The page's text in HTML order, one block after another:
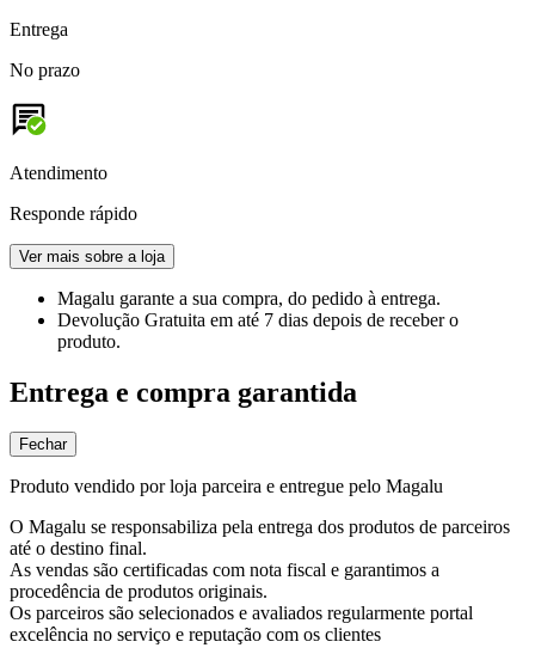
Entrega
No prazo
Atendimento
Responde rápido
Ver mais sobre a loja
Magalu garante a sua compra, do pedido à entrega.
Devolução Gratuita em até 7 dias depois de receber o
produto.
Entrega e compra garantida
Fechar
Produto vendido por loja parceira e entregue pelo Magalu
O Magalu se responsabiliza pela entrega dos produtos de parceiros
até o destino final.
As vendas são certificadas com nota fiscal e garantimos a
procedência de produtos originais.
Os parceiros são selecionados e avaliados regularmente portal
excelência no serviço e reputação com os clientes